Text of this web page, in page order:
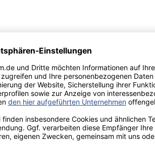
und Erziehung ihrer Kinder in der
exemplarisch aufgezeigt